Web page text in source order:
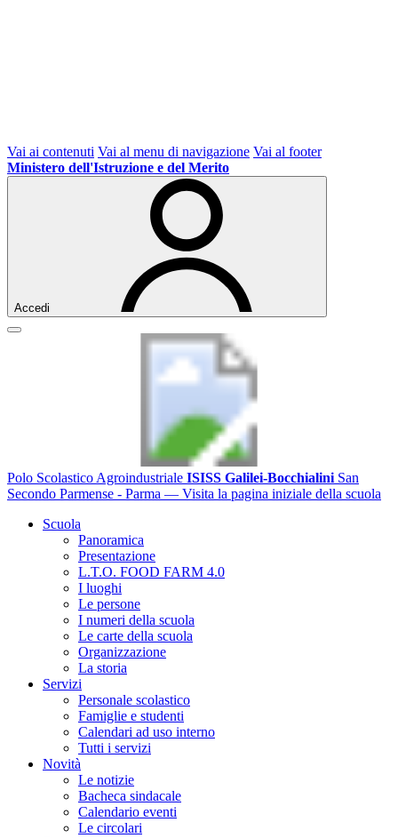
Vai ai contenuti Vai al menu di navigazione Vai al footer
Ministero dell'Istruzione e del Merito
Accedi
Polo Scolastico Agroindustriale ISISS Galilei-Bocchialini San
Secondo Parmense - Parma — Visita la pagina iniziale della scuola
Scuola
Panoramica
Presentazione
L.T.O. FOOD FARM 4.0
I luoghi
Le persone
I numeri della scuola
Le carte della scuola
Organizzazione
La storia
Servizi
Personale scolastico
Famiglie e studenti
Calendari ad uso interno
Tutti i servizi
Novità
Le notizie
Bacheca sindacale
Calendario eventi
Le circolari